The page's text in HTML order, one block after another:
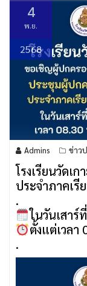
4
พ.ย.
2568
Admins ข่าว
โรงเรียนวัดเ
ประจำภาคเ
.
ในวันเสา
ตั้งแต่เวลา
.